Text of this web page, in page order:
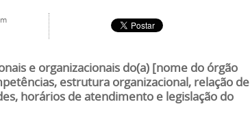
e organizacionais do(a) [nome do órgão
estrutura organizacional, relação de
horários de atendimento e legislação do